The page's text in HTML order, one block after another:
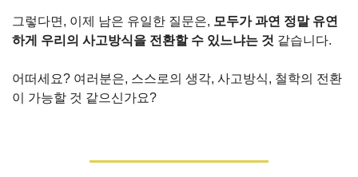
그렇다면, 이제 남은 유일한 질문은, 모두가 과연 정말 유연
하게 우리의 사고방식을 전환할 수 있느냐는 것 같습니다.
어떠세요? 여러분은, 스스로의 생각, 사고방식, 철학의 전환
이 가능할 것 같으신가요?